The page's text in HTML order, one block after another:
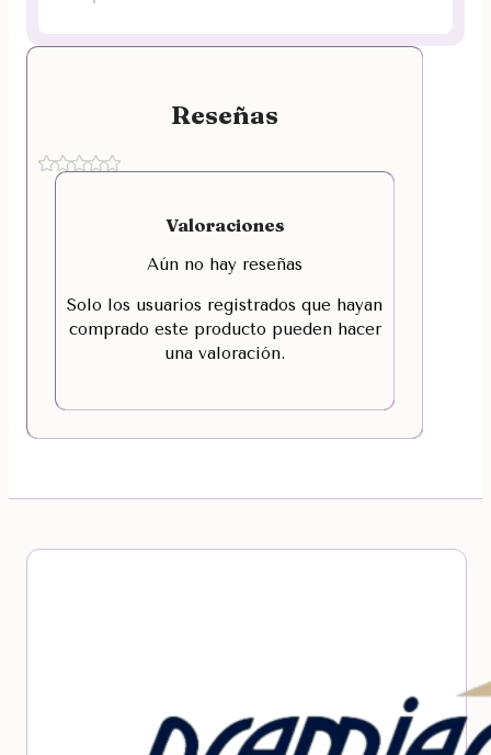
Reseñas
Valoraciones
Aún no hay reseñas
Solo los usuarios registrados que hayan
comprado este producto pueden hacer
una valoración.